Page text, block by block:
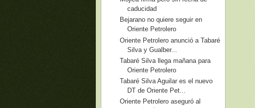
caducidad
Bejarano no quiere seguir en
Oriente Petrolero
Oriente Petrolero anunció a Tabaré
Silva y Gualber...
Tabaré Silva llega mañana para
Oriente Petrolero
Tabaré Silva Aguilar es el nuevo
DT de Oriente Pet...
Oriente Petrolero aseguró al